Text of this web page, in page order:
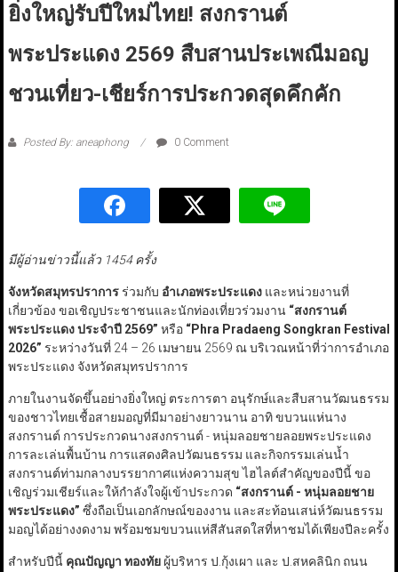
ยิ่งใหญ่รับปีใหม่ไทย! สงกรานต์
พระประแดง 2569 สืบสานประเพณีมอญ
ชวนเที่ยว-เชียร์การประกวดสุดคึกคัก
Posted By: aneaphong 0 Comment
มีผู้อ่านข่าวนี้แล้ว 1454 ครั้ง
จังหวัดสมุทรปราการร่วมกับ อำเภอพระประแดงและหน่วยงานที่
เกี่ยวข้อง ขอเชิญประชาชนและนักท่องเที่ยวร่วมงาน “สงกรานต์
พระประแดง ประจำปี 2569” หรือ “Phra Pradaeng Songkran Festival
2026” ระหว่างวันที่ 24 – 26 เมษายน 2569 ณ บริเวณหน้าที่ว่าการอำเภอ
พระประแดง จังหวัดสมุทรปราการ
ภายในงานจัดขึ้นอย่างยิ่งใหญ่ ตระการตา อนุรักษ์และสืบสานวัฒนธรรม
ของชาวไทยเชื้อสายมอญที่มีมาอย่างยาวนาน อาทิ ขบวนแห่นาง
สงกรานต์ การประกวด​นางสงกรานต์ ​- หนุ่มลอยชายลอย​พระประแดง​
การละเล่นพื้นบ้าน การแสดงศิลปวัฒนธรรม และกิจกรรมเล่นน้ำ
สงกรานต์ท่ามกลางบรรยากาศแห่งความสุข ไฮไลต์สำคัญของปีนี้ ขอ
เชิญร่วมเชียร์และให้กำลังใจผู้เข้าประกวด “​สงกรานต์​ -​ หนุ่มลอยชาย ​
พระประแดง​” ซึ่งถือเป็นเอกลักษณ์ของงาน และสะท้อนเสน่ห์วัฒนธรรม
มอญได้อย่างงดงาม พร้อมชมขบวนแห่สีสันสดใสที่หาชมได้เพียงปีละครั้ง
สำหรับปีนี้ คุณปัญญา ทองทัย ผู้บริหาร ป.กุ้งเผา และ ป.สหคลินิก ถนน